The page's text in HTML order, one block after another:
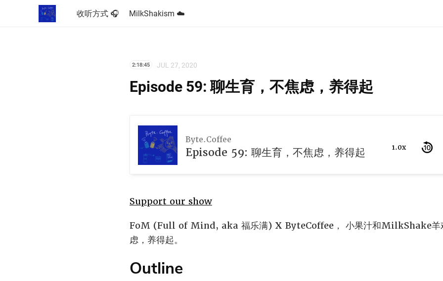
收听方式 🎧 MilkShakism ☁️
2:18:45 JUL 27, 2020
Episode 59: 聊生育，不焦虑，养得起
Byte.Coffee
Episode 59: 聊生育，不焦虑，养得起 1.0x
Support our show
FoM (Full of Mind, aka 福乐满) X ByteCoffee， 小果汁和MilkShake羊
虑，养得起。
Outline